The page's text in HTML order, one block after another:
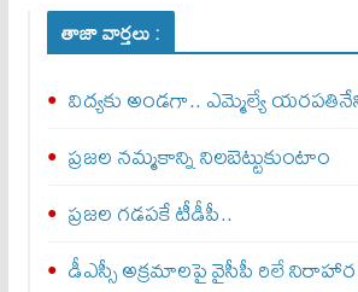
తాజా వార్తలు :
విద్యకు అండగా.. ఎమ్మెల్యే
ప్రజల నమ్మకాన్ని నిలబెట్టుకుంటాం
ప్రజల గడపకే టీడీపీ..
డీఎస్సీ అక్రమాలపై వైసీపీ రిలే నిరాహార